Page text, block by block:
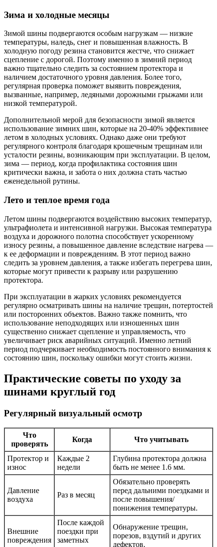
Зима и холодные месяцы
Зимой шины подвергаются особым нагрузкам — низкие
температуры, наледь, снег и повышенная влажность. В
холодную погоду резина становится жестче, что снижает
сцепление с дорогой. Поэтому именно в зимний период
важно тщательно следить за состоянием протектора и
наличием достаточного уровня давления. Более того,
регулярная проверка поможет выявить повреждения,
вызванные, например, ледяными дорожными грыжами или
низкой температурой.
Дополнительной мерой для безопасности зимой является
использование зимних шин, которые на 20-40% эффективнее
летом в холодных условиях. Однако даже они требуют
регулярного контроля благодаря крошечным трещинам или
усталости резины, возникающим при эксплуатации. В целом,
зима — период, когда профилактика состояния шин
критически важна, и забота о них должна стать частью
еженедельной рутины.
Лето и теплое время года
Летом шины подвергаются воздействию высоких температур,
ультрафиолета и интенсивной нагрузки. Высокая температура
воздуха и дорожного полотна способствует ускоренному
износу резины, а повышенное давление вследствие нагрева —
к ее деформации и повреждениям. В этот период важно
следить за уровнем давления, а также избегать перегрева шин,
которые могут привести к разрыву или разрушению
протектора.
При эксплуатации в жарких условиях рекомендуется
регулярно осматривать шины на наличие трещин, потертостей
или посторонних объектов. Важно также помнить, что
использование неподходящих или изношенных шин
существенно снижает сцепление и управляемость, что
увеличивает риск аварийных ситуаций. Именно летний
период подчеркивает необходимость постоянного внимания к
состоянию шин, поскольку ошибки могут стоить жизни.
Практические советы по уходу за
шинами круглый год
Регулярный визуальный осмотр
Что
проверять
Когда Что учитывать
Протектор и
износ
Каждые 2
недели
Глубина протектора должна
быть не менее 1.6 мм.
Давление
воздуха
Раз в месяц
Обязательно проверять
перед дальними поездками и
после повышения/
понижения температуры.
Внешние
повреждения
После каждой
поездки при
заметных
Обнаружение трещин,
порезов, вздутий и других
дефектов.